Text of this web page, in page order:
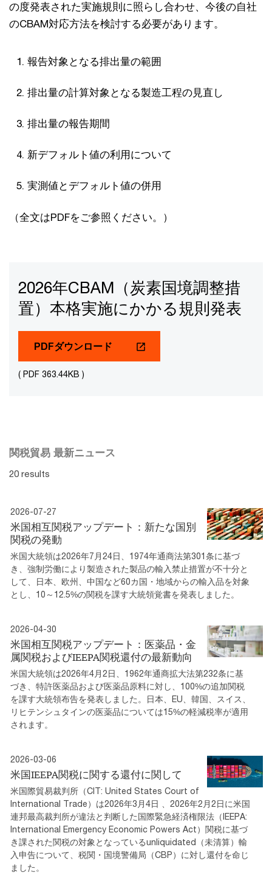
の度発表された実施規則に照らし合わせ、今後の自社
のCBAM対応方法を検討する必要があります。
報告対象となる排出量の範囲
排出量の計算対象となる製造工程の見直し
排出量の報告期間
新デフォルト値の利用について
実測値とデフォルト値の併用
（全文はPDFをご参照ください。）
2026年CBAM（炭素国境調整措
置）本格実施にかかる規則発表
PDFダウンロード
( PDF 363.44KB )
関税貿易 最新ニュース
20 results
2026-07-27
米国相互関税アップデート：新たな国別
関税の発動
米国大統領は2026年7月24日、1974年通商法第301条に基づ
き、強制労働により製造された製品の輸入禁止措置が不十分と
して、日本、欧州、中国など60カ国・地域からの輸入品を対象
とし、10～12.5%の関税を課す大統領覚書を発表しました。
2026-04-30
米国相互関税アップデート：医薬品・金
属関税およびIEEPA関税還付の最新動向
米国大統領は2026年4月2日、1962年通商拡大法第232条に基
づき、特許医薬品および医薬品原料に対し、100%の追加関税
を課す大統領布告を発表しました。日本、EU、韓国、スイス、
リヒテンシュタインの医薬品については15%の軽減税率が適用
されます。
2026-03-06
米国IEEPA関税に関する還付に関して
米国際貿易裁判所（CIT: United States Court of
International Trade）は2026年3月4日 、2026年2月2日に米国
連邦最高裁判所が違法と判断した国際緊急経済権限法（IEEPA:
International Emergency Economic Powers Act）関税に基づ
き課された関税の対象となっているunliquidated（未清算）輸
入申告について、税関・国境警備局（CBP）に対し還付を命じ
ました。